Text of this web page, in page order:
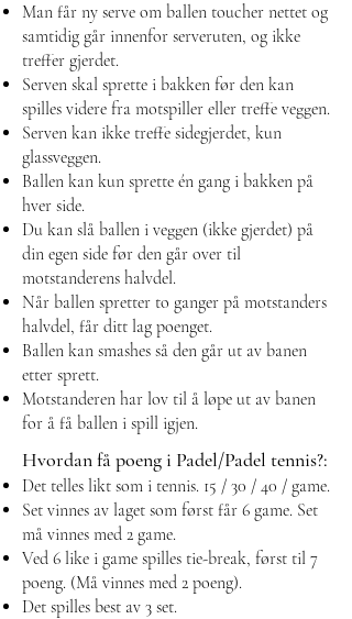
Man får ny serve om ballen toucher nettet og
samtidig går innenfor serveruten, og ikke
treffer gjerdet.
Serven skal sprette i bakken før den kan
spilles videre fra motspiller eller treffe veggen.
Serven kan ikke treffe sidegjerdet, kun
glassveggen.
Ballen kan kun sprette én gang i bakken på
hver side.
Du kan slå ballen i veggen (ikke gjerdet) på
din egen side før den går over til
motstanderens halvdel.
Når ballen spretter to ganger på motstanders
halvdel, får ditt lag poenget.
Ballen kan smashes så den går ut av banen
etter sprett.
Motstanderen har lov til å løpe ut av banen
for å få ballen i spill igjen.
Hvordan få poeng i Padel/Padel tennis?:
Det telles likt som i tennis. 15 / 30 / 40 / game.
Set vinnes av laget som først får 6 game. Set
må vinnes med 2 game.
Ved 6 like i game spilles tie-break, først til 7
poeng. (Må vinnes med 2 poeng).
Det spilles best av 3 set.